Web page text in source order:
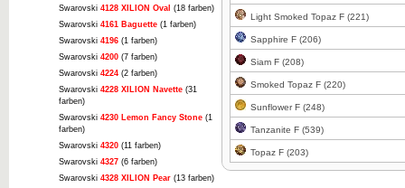
Swarovski 4128 XILION Oval (18 farben)
Swarovski 4161 Baguette (1 farben)
Swarovski 4196 (1 farben)
Swarovski 4200 (7 farben)
Swarovski 4224 (2 farben)
Swarovski 4228 XILION Navette (31
farben)
Swarovski 4230 Lemon Fancy Stone (1
farben)
Swarovski 4320 (11 farben)
Swarovski 4327 (6 farben)
Swarovski 4328 XILION Pear (13 farben)
Light Smoked Topaz F (221)
Sapphire F (206)
Siam F (208)
Smoked Topaz F (220)
Sunflower F (248)
Tanzanite F (539)
Topaz F (203)